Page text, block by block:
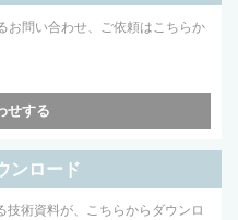
お問い合わせ、ご依頼はこちらか
せする
ンロード
技術資料が、こちらからダウンロ